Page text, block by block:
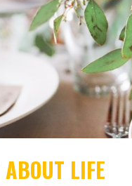
ABOUT LIFE